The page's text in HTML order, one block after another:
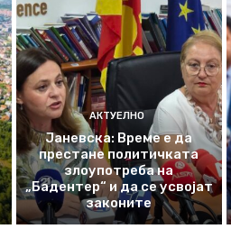
АКТУЕЛНО
Јаневска: Време е да
престане политичката
злоупотреба на
„Бадентер“ и да се усвојат
законите